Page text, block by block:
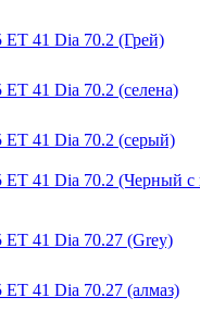
41 Dia 70.2 (Грей)
41 Dia 70.2 (селена)
ET 41 Dia 70.2 (серый)
ET 41 Dia 70.2 (Черный
41 Dia 70.27 (Grey)
41 Dia 70.27 (алмаз)